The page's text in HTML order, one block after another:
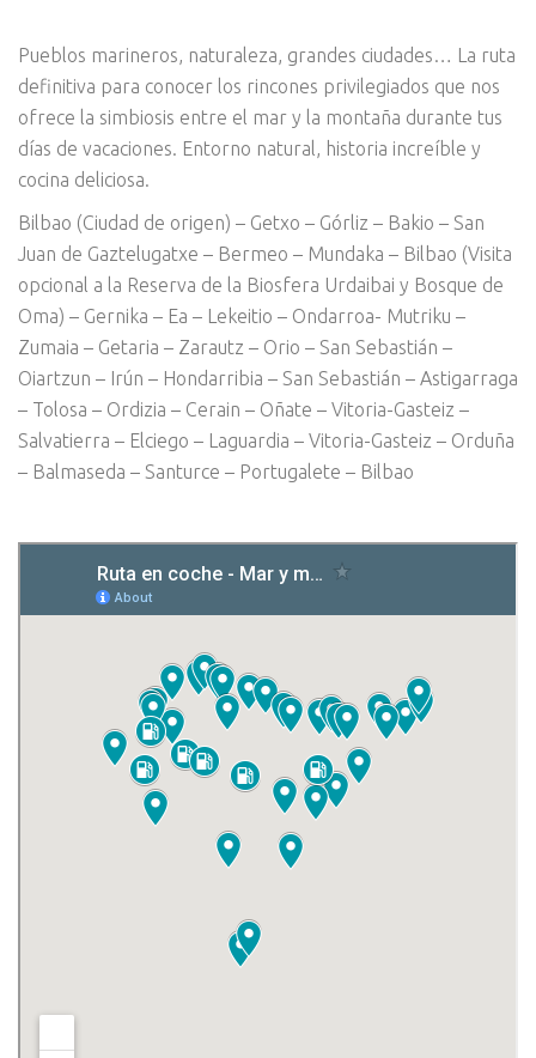
Pueblos marineros, naturaleza, grandes ciudades… La ruta
definitiva para conocer los rincones privilegiados que nos
ofrece la simbiosis entre el mar y la montaña durante tus
días de vacaciones. Entorno natural, historia increíble y
cocina deliciosa.
Bilbao (Ciudad de origen) – Getxo – Górliz – Bakio – San
Juan de Gaztelugatxe – Bermeo – Mundaka – Bilbao (Visita
opcional a la Reserva de la Biosfera Urdaibai y Bosque de
Oma) – Gernika – Ea – Lekeitio – Ondarroa- Mutriku –
Zumaia – Getaria – Zarautz – Orio – San Sebastián –
Oiartzun – Irún – Hondarribia – San Sebastián – Astigarraga
– Tolosa – Ordizia – Cerain – Oñate – Vitoria-Gasteiz –
Salvatierra – Elciego – Laguardia – Vitoria-Gasteiz – Orduña
– Balmaseda – Santurce – Portugalete – Bilbao